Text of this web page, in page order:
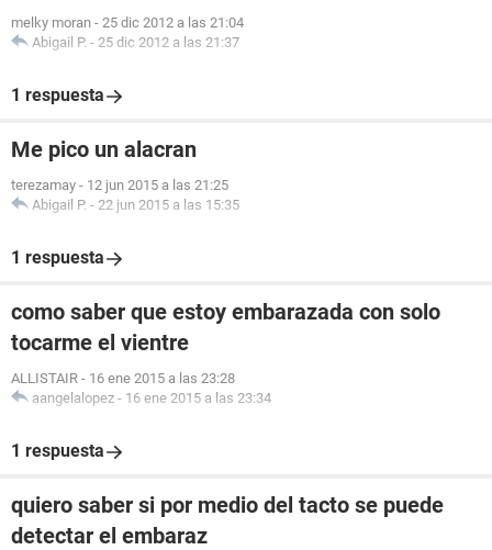
melky moran - 25 dic 2012 a las 21:04
Abigail P. - 25 dic 2012 a las 21:37
1 respuesta
Me pico un alacran
terezamay - 12 jun 2015 a las 21:25
Abigail P. - 22 jun 2015 a las 15:35
1 respuesta
como saber que estoy embarazada con solo
tocarme el vientre
ALLISTAIR - 16 ene 2015 a las 23:28
aangelalopez - 16 ene 2015 a las 23:34
1 respuesta
quiero saber si por medio del tacto se puede
detectar el embaraz